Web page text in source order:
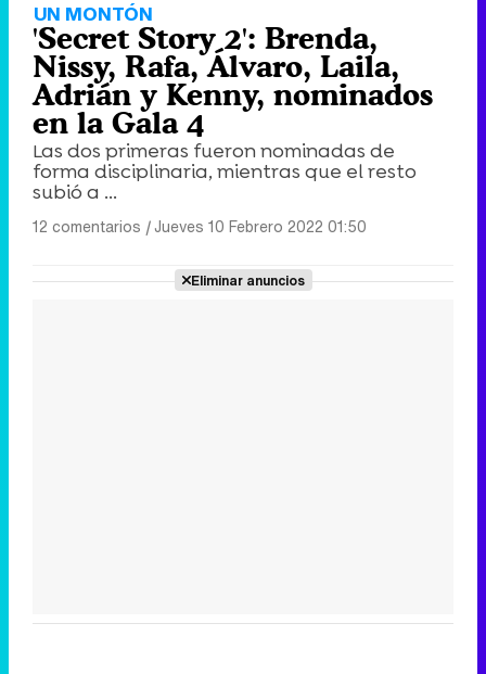
UN MONTÓN
'Secret Story 2': Brenda,
Nissy, Rafa, Álvaro, Laila,
Adrián y Kenny, nominados
en la Gala 4
Las dos primeras fueron nominadas de
forma disciplinaria, mientras que el resto
subió a ...
12 comentarios |Jueves 10 Febrero 2022 01:50
Eliminar anuncios